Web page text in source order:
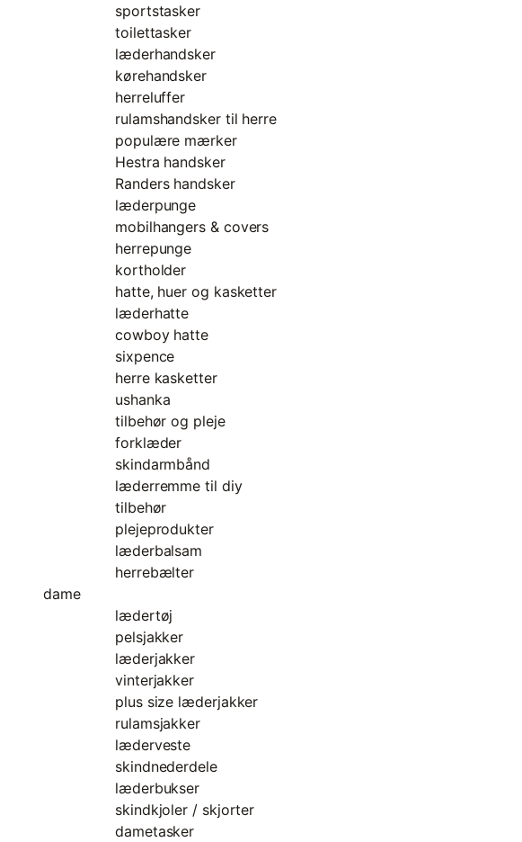
sportstasker
toilettasker
læderhandsker
kørehandsker
herreluffer
rulamshandsker til herre
populære mærker
Hestra handsker
Randers handsker
læderpunge
mobilhangers & covers
herrepunge
kortholder
hatte, huer og kasketter
læderhatte
cowboy hatte
sixpence
herre kasketter
ushanka
tilbehør og pleje
forklæder
skindarmbånd
læderremme til diy
tilbehør
plejeprodukter
læderbalsam
herrebælter
dame
lædertøj
pelsjakker
læderjakker
vinterjakker
plus size læderjakker
rulamsjakker
læderveste
skindnederdele
læderbukser
skindkjoler / skjorter
dametasker